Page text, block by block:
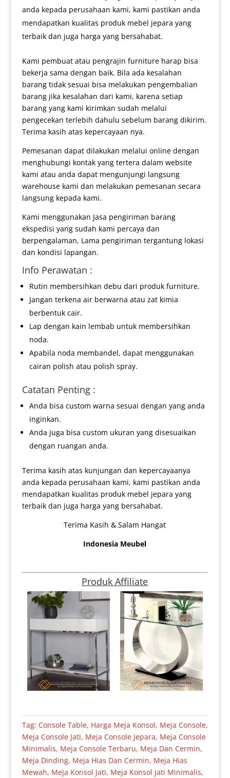
anda kepada perusahaan kami, kami pastikan anda
mendapatkan kualitas produk mebel jepara yang
terbaik dan juga harga yang bersahabat.
Kami pembuat atau pengrajin furniture harap bisa
bekerja sama dengan baik. Bila ada kesalahan
barang tidak sesuai bisa melakukan pengembalian
barang jika kesalahan dari kami, karena setiap
barang yang kami kirimkan sudah melalui
pengecekan terlebih dahulu sebelum barang dikirim.
Terima kasih atas kepercayaan nya.
Pemesanan dapat dilakukan melalui online dengan
menghubungi kontak yang tertera dalam website
kami atau anda dapat mengunjungi langsung
warehouse kami dan melakukan pemesanan secara
langsung kepada kami.
Kami menggunakan Jasa pengiriman barang
ekspedisi yang sudah kami percaya dan
berpengalaman, Lama pengiriman tergantung lokasi
dan kondisi lapangan.
Info Perawatan :
Rutin membersihkan debu dari produk furniture.
Jangan terkena air berwarna atau zat kimia
berbentuk cair.
Lap dengan kain lembab untuk membersihkan
noda.
Apabila noda membandel, dapat menggunakan
cairan polish atau polish spray.
Catatan Penting :
Anda bisa custom warna sesuai dengan yang anda
inginkan.
Anda juga bisa custom ukuran yang disesuaikan
dengan ruangan anda.
Terima kasih atas kunjungan dan kepercayaanya
anda kepada perusahaan kami, kami pastikan anda
mendapatkan kualitas produk mebel jepara yang
terbaik dan juga harga yang bersahabat.
Terima Kasih & Salam Hangat
Indonesia Meubel
Produk Affiliate
Tag: Console Table, Harga Meja Konsol, Meja Console,
Meja Console Jati, Meja Console Jepara, Meja Console
Minimalis, Meja Console Terbaru, Meja Dan Cermin,
Meja Dinding, Meja Hias Dan Cermin, Meja Hias
Mewah, Meja Konsol Jati, Meja Konsol Jati Minimalis,